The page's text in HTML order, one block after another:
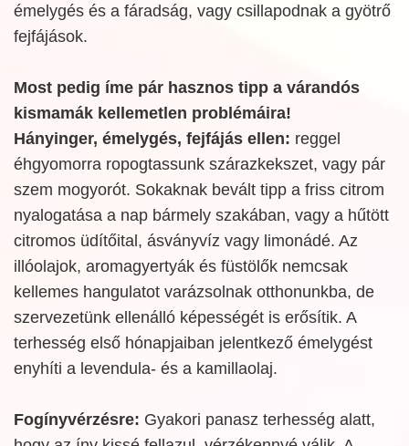
émelygés és a fáradság, vagy csillapodnak a gyötrő
fejfájások.
Most pedig íme pár hasznos tipp a várandós
kismamák kellemetlen problémáira!
Hányinger, émelygés, fejfájás ellen: reggel
éhgyomorra ropogtassunk szárazkekszet, vagy pár
szem mogyorót. Sokaknak bevált tipp a friss citrom
nyalogatása a nap bármely szakában, vagy a hűtött
citromos üdítőital, ásványvíz vagy limonádé. Az
illóolajok, aromagyertyák és füstölők nemcsak
kellemes hangulatot varázsolnak otthonunkba, de
szervezetünk ellenálló képességét is erősítik. A
terhesség első hónapjaiban jelentkező émelygést
enyhíti a levendula- és a kamillaolaj.
Fogínyvérzésre: Gyakori panasz terhesség alatt,